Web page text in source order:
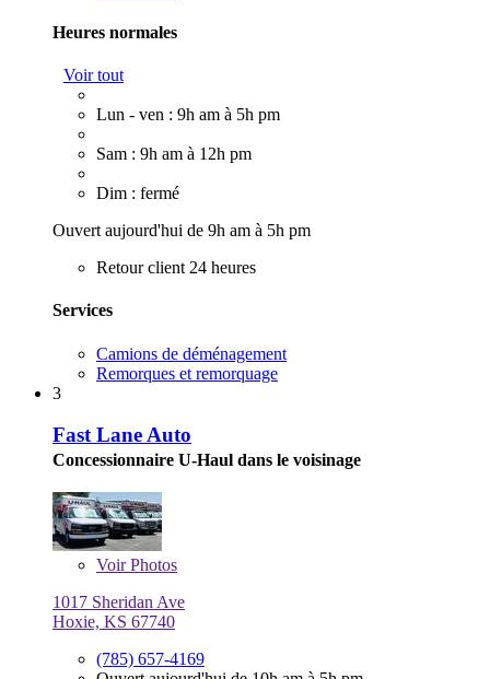
Heures normales
Voir tout
Lun - ven : 9h am à 5h pm
Sam : 9h am à 12h pm
Dim : fermé
Ouvert aujourd'hui de 9h am à 5h pm
Retour client 24 heures
Services
Camions de déménagement
Remorques et remorquage
3
Fast Lane Auto
Concessionnaire U-Haul dans le voisinage
VoirPhotos
1017 Sheridan Ave
Hoxie, KS 67740
(785) 657-4169